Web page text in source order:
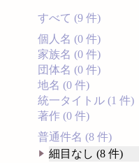
すべて (9 件)
個人名 (0 件)
家族名 (0 件)
団体名 (0 件)
地名 (0 件)
統一タイトル (1 件)
著作 (0 件)
普通件名 (8 件)
細目なし (8 件)